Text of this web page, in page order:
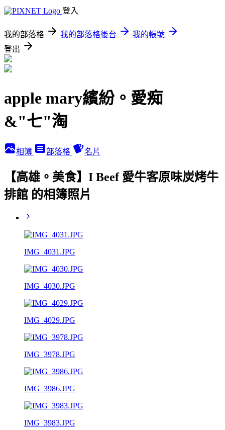
登入
我的部落格 我的部落格後台
我的帳號
登出
apple mary繽紛。愛痴
&"七"淘
相簿 部落格 名片
【高雄。美食】I Beef 愛牛客原味炭烤牛
排館 的相簿照片
IMG_4031.JPG
IMG_4030.JPG
IMG_4029.JPG
IMG_3978.JPG
IMG_3986.JPG
IMG_3983.JPG